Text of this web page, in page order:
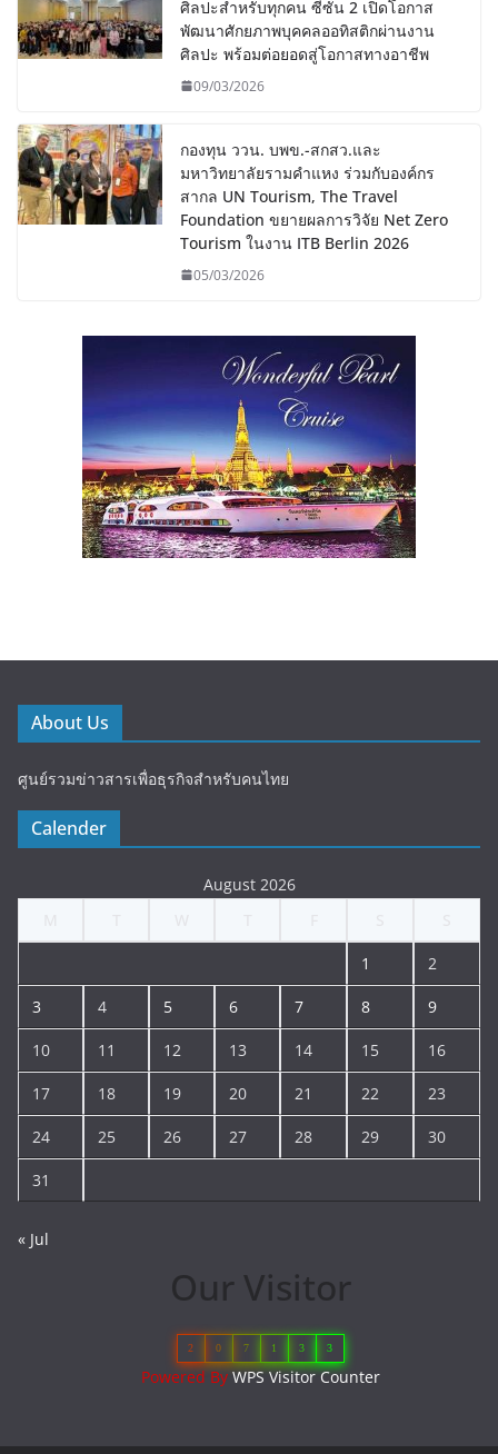
ศิลปะสำหรับทุกคน ซีซั่น 2 เปิดโอกาส
พัฒนาศักยภาพบุคคลออทิสติกผ่านงาน
ศิลปะ พร้อมต่อยอดสู่โอกาสทางอาชีพ
09/03/2026
กองทุน ววน. บพข.-สกสว.และ
มหาวิทยาลัยรามคำแหง ร่วมกับองค์กร
สากล UN Tourism, The Travel
Foundation ขยายผลการวิจัย Net Zero
Tourism ในงาน ITB Berlin 2026
05/03/2026
About Us
ศูนย์รวมข่าวสารเพื่อธุรกิจสำหรับคนไทย
Calender
August 2026
1 2
3 4 5 6 7 8 9
10 11 12 13 14 15 16
17 18 19 20 21 22 23
24 25 26 27 28 29 30
31
« Jul
Our Visitor
2 0 7 1 3 3
Powered By WPS Visitor Counter